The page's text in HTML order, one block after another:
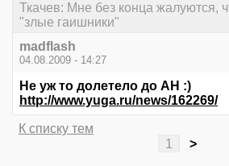
Ткачев: Мне без конца жалуются,
"злые гаишники"
madflash
04.08.2009 - 14:27
Не уж то долетело до АН :)
http://www.yuga.ru/news/162269/
К списку тем
1
>